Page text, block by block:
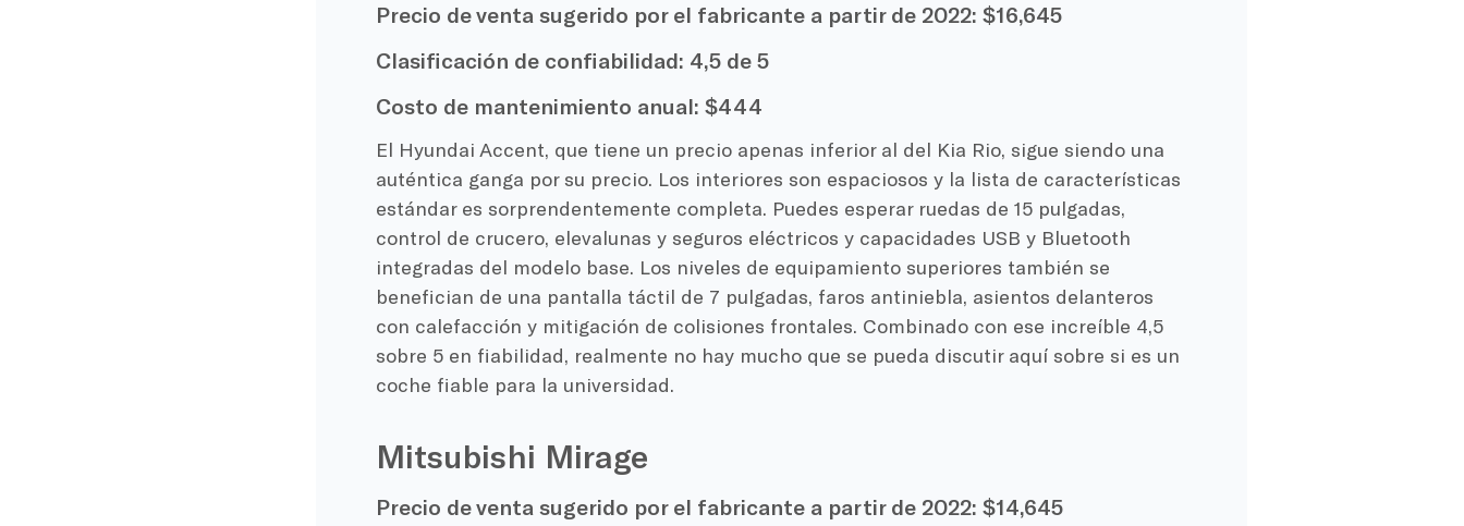
Precio de venta sugerido por el fabricante a partir de 2022: $16,645
Clasificación de confiabilidad: 4,5 de 5
Costo de mantenimiento anual: $444
El Hyundai Accent, que tiene un precio apenas inferior al del Kia Rio, sigue siendo una
auténtica ganga por su precio. Los interiores son espaciosos y la lista de características
estándar es sorprendentemente completa. Puedes esperar ruedas de 15 pulgadas,
control de crucero, elevalunas y seguros eléctricos y capacidades USB y Bluetooth
integradas del modelo base. Los niveles de equipamiento superiores también se
benefician de una pantalla táctil de 7 pulgadas, faros antiniebla, asientos delanteros
con calefacción y mitigación de colisiones frontales. Combinado con ese increíble 4,5
sobre 5 en fiabilidad, realmente no hay mucho que se pueda discutir aquí sobre si es un
coche fiable para la universidad.
Mitsubishi Mirage
Precio de venta sugerido por el fabricante a partir de 2022: $14,645